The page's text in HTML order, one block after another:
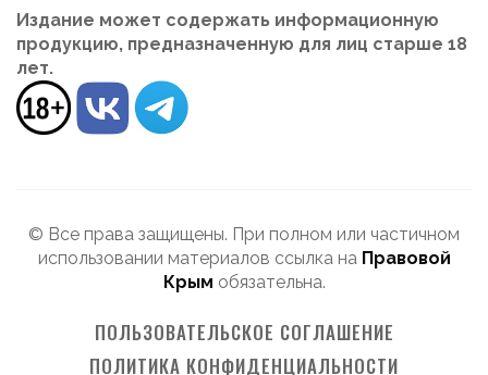
Издание может содержать информационную
продукцию, предназначенную для лиц старше 18
лет.
© Все права защищены. При полном или частичном
использовании материалов ссылка на Правовой
Крым обязательна.
ПОЛЬЗОВАТЕЛЬСКОЕ СОГЛАШЕНИЕ
ПОЛИТИКА КОНФИДЕНЦИАЛЬНОСТИ